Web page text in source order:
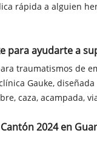
rápida a alguien
para ayudarte a
traumatismos de
Gauke,
caza, acampada,
2024 en